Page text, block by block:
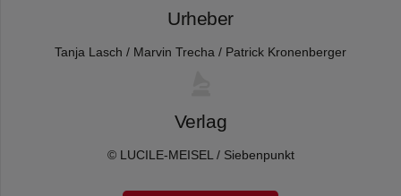
Urheber
Tanja Lasch / Marvin Trecha / Patrick Kronenberger
Verlag
© LUCILE-MEISEL / Siebenpunkt